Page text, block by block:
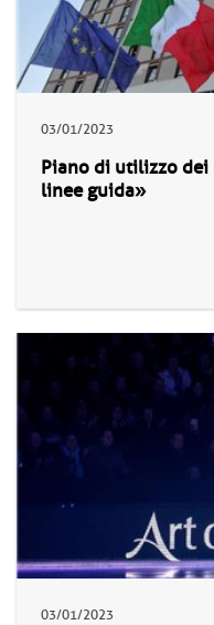
03/01/2023
Piano di utilizzo
linee guida»
03/01/2023